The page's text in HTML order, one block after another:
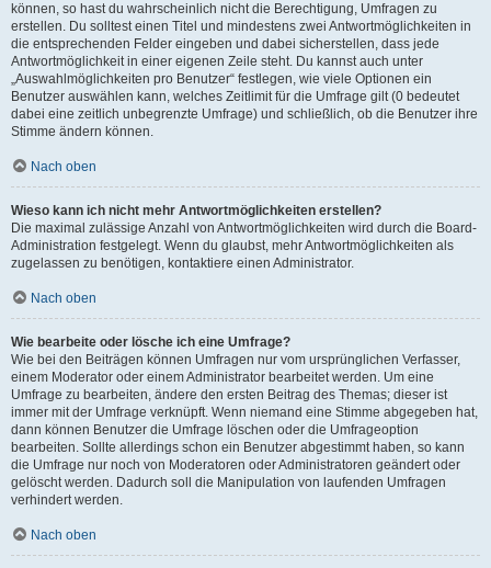
können, so hast du wahrscheinlich nicht die Berechtigung, Umfragen zu
erstellen. Du solltest einen Titel und mindestens zwei Antwortmöglichkeiten in
die entsprechenden Felder eingeben und dabei sicherstellen, dass jede
Antwortmöglichkeit in einer eigenen Zeile steht. Du kannst auch unter
„Auswahlmöglichkeiten pro Benutzer“ festlegen, wie viele Optionen ein
Benutzer auswählen kann, welches Zeitlimit für die Umfrage gilt (0 bedeutet
dabei eine zeitlich unbegrenzte Umfrage) und schließlich, ob die Benutzer ihre
Stimme ändern können.
Nach oben
Wieso kann ich nicht mehr Antwortmöglichkeiten erstellen?
Die maximal zulässige Anzahl von Antwortmöglichkeiten wird durch die Board-
Administration festgelegt. Wenn du glaubst, mehr Antwortmöglichkeiten als
zugelassen zu benötigen, kontaktiere einen Administrator.
Nach oben
Wie bearbeite oder lösche ich eine Umfrage?
Wie bei den Beiträgen können Umfragen nur vom ursprünglichen Verfasser,
einem Moderator oder einem Administrator bearbeitet werden. Um eine
Umfrage zu bearbeiten, ändere den ersten Beitrag des Themas; dieser ist
immer mit der Umfrage verknüpft. Wenn niemand eine Stimme abgegeben hat,
dann können Benutzer die Umfrage löschen oder die Umfrageoption
bearbeiten. Sollte allerdings schon ein Benutzer abgestimmt haben, so kann
die Umfrage nur noch von Moderatoren oder Administratoren geändert oder
gelöscht werden. Dadurch soll die Manipulation von laufenden Umfragen
verhindert werden.
Nach oben